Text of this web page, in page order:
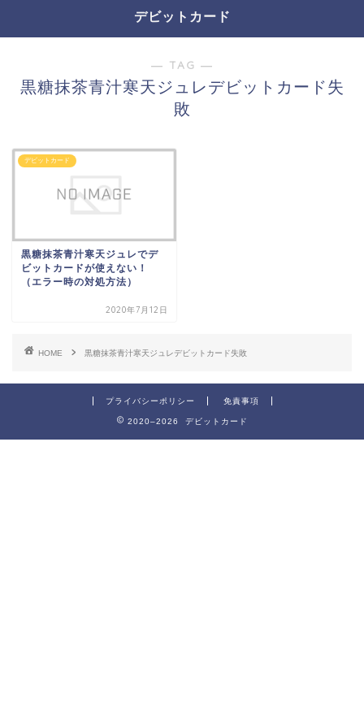
デビットカード
― TAG ―
黒糖抹茶青汁寒天ジュレデビットカード失
敗
デビットカード
黒糖抹茶青汁寒天ジュレでデ
ビットカードが使えない！
（エラー時の対処方法）
2020年7月12日
HOME 黒糖抹茶青汁寒天ジュレデビットカード失敗
プライバシーポリシー 免責事項
2020–2026 デビットカード